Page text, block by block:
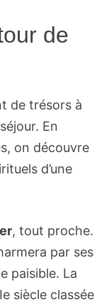
de
de trésors à
En
on découvre
d’une
, tout proche.
par ses
paisible. La
siècle classée